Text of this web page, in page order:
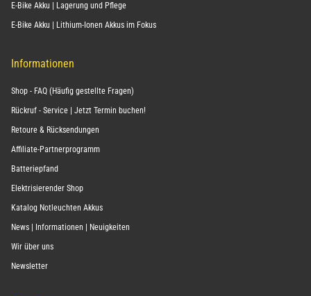
E-Bike Akku | Lagerung und Pflege
E-Bike Akku | Lithium-Ionen Akkus im Fokus
Informationen
Shop - FAQ (Häufig gestellte Fragen)
Rückruf - Service | Jetzt Termin buchen!
Retoure & Rücksendungen
Affiliate-Partnerprogramm
Batteriepfand
Elektrisierender Shop
Katalog Notleuchten Akkus
News | Informationen | Neuigkeiten
Wir über uns
Newsletter